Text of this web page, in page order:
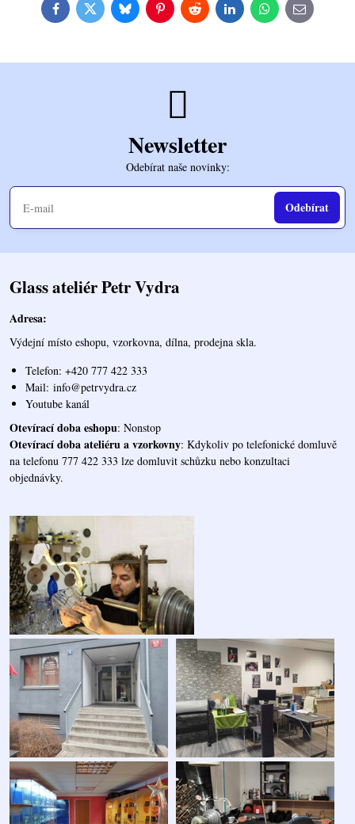
FacebookTwitterBlueskyPinterestReddit LinkedInWhatsApp
E-
mail
Newsletter
Odebírat naše novinky:
Odebírat
Glass ateliér Petr Vydra
Adresa:
Výdejní místo eshopu, vzorkovna, dílna, prodejna skla.
Telefon: +420 777 422 333
Mail: info@petrvydra.cz
Youtube kanál
Otevírací doba eshopu: Nonstop
Otevírací doba ateliéru a vzorkovny: Kdykoliv po telefonické domluvě
na telefonu 777 422 333 lze domluvit schůzku nebo konzultaci
objednávky.